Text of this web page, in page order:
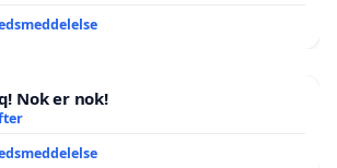
Nok er nok!